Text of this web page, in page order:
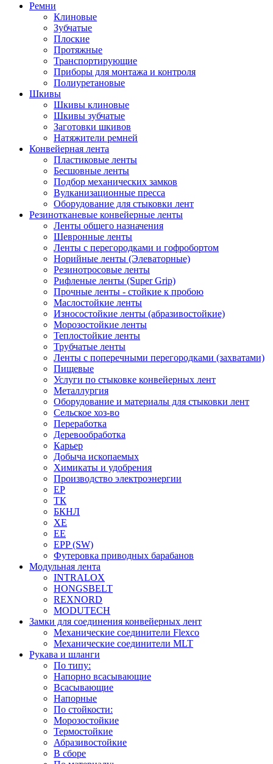
Ремни
Клиновые
Зубчатые
Плоские
Протяжные
Транспортирующие
Приборы для монтажа и контроля
Полиуретановые
Шкивы
Шкивы клиновые
Шкивы зубчатые
Заготовки шкивов
Натяжители ремней
Конвейерная лента
Пластиковые ленты
Бесшовные ленты
Подбор механических замков
Вулканизационные пресса
Оборудование для стыковки лент
Резинотканевые конвейерные ленты
Ленты общего назначения
Шевронные ленты
Ленты с перегородками и гофробортом
Норийные ленты (Элеваторные)
Резинотросовые ленты
Рифленые ленты (Super Grip)
Прочные ленты - стойкие к пробою
Маслостойкие ленты
Износостойкие ленты (абразивостойкие)
Морозостойкие ленты
Теплостойкие ленты
Трубчатые ленты
Ленты с поперечными перегородками (захватами)
Пищевые
Услуги по стыковке конвейерных лент
Металлургия
Оборудование и материалы для стыковки лент
Сельское хоз-во
Переработка
Деревообработка
Карьер
Добыча ископаемых
Химикаты и удобрения
Производство электроэнергии
EP
ТК
БКНЛ
XE
EE
EPP (SW)
Футеровка приводных барабанов
Модульная лента
INTRALOX
HONGSBELT
REXNORD
MODUTECH
Замки для соединения конвейерных лент
Механические соединители Flexco
Механические соединители MLT
Рукава и шланги
По типу:
Напорно всасывающие
Всасывающие
Напорные
По стойкости:
Морозостойкие
Термостойкие
Абразивостойкие
В сборе